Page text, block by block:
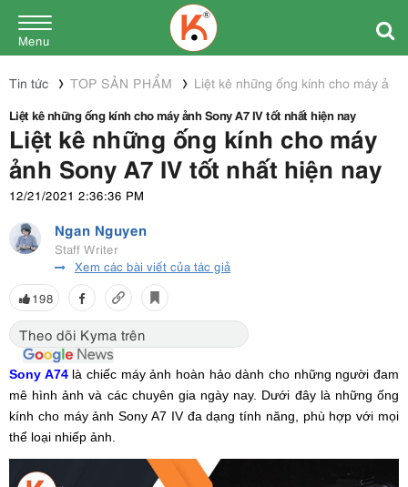
Menu
Tin tức TOP SẢN PHẨM
Liệt kê những ống kính cho máy
Liệt kê những ống kính cho máy ảnh Sony A7 IV tốt nhất hiện nay
Liệt kê những ống kính cho máy
ảnh Sony A7 IV tốt nhất hiện nay
12/21/2021 2:36:36 PM
Ngan Nguyen
Staff Writer
Xem các bài viết của tác giả
198
Theo dõi Kyma trên
Sony A74là chiếc máy ảnh hoàn hảo dành cho những người đam
mê hình ảnh và các chuyên gia ngày nay. Dưới đây là những ống
kính cho máy ảnh Sony A7 IV đa dạng tính năng, phù hợp với mọi
thể loại nhiếp ảnh.